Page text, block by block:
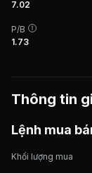
7.02
P/B
1.73
Thông tin
Lệnh mua
Khối lượng mua